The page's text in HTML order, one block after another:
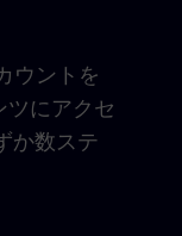
ウントを
ツにアクセ
か数ステ